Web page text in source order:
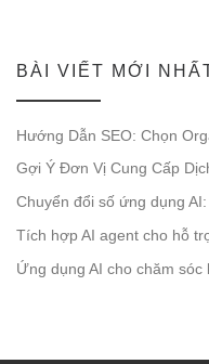
BÀI VIẾT MỚI
Hướng Dẫn SEO: Chọn
Gợi Ý Đơn Vị Cung Cấp
Chuyển đổi số ứng dụng
Tích hợp AI agent cho hỗ
Ứng dụng AI cho chăm sóc